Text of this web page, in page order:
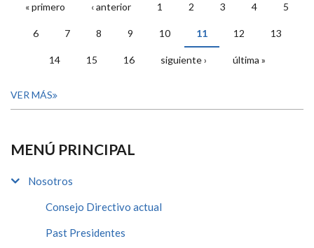
PÁGINAS
« primero ‹ anterior 1 2 3 4 5
6 7 8 9 10 11 12 13
14 15 16 siguiente › última »
VER MÁS
MENÚ PRINCIPAL
Nosotros
Consejo Directivo actual
Past Presidentes